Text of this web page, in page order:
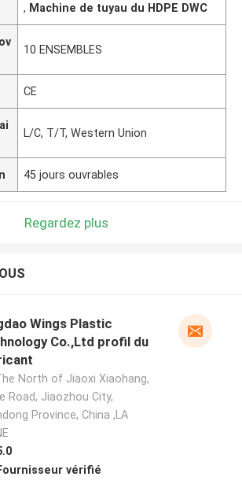
, Machine de tuyau du HDPE DWC
10 ENSEMBLES
CE
L/C, T/T, Western Union
45 jours ouvrables
Regardez plus
Wings Plastic
Co.,Ltd profil du
North of Jiaoxi Xiaohang,
Road, Jiaozhou City,
Province, China ,LA
vérifié